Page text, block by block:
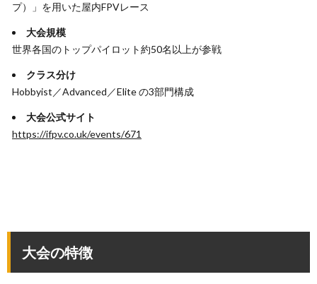
プ）」を用いた屋内FPVレース
大会規模
世界各国のトップパイロット約50名以上が参戦
クラス分け
Hobbyist／Advanced／Elite の3部門構成
大会公式サイト
https://ifpv.co.uk/events/671
大会の特徴